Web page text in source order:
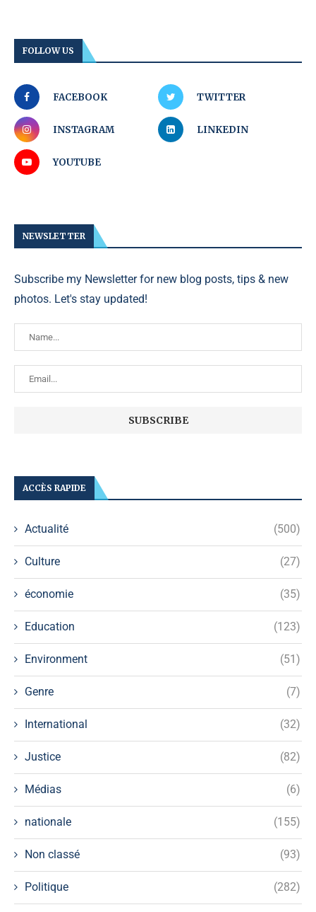
FOLLOW US
FACEBOOK TWITTER
INSTAGRAM LINKEDIN
YOUTUBE
NEWSLETTER
Subscribe my Newsletter for new blog posts, tips & new
photos. Let's stay updated!
ACCÈS RAPIDE
Actualité (500)
Culture (27)
économie (35)
Education (123)
Environment (51)
Genre (7)
International (32)
Justice (82)
Médias (6)
nationale (155)
Non classé (93)
Politique (282)